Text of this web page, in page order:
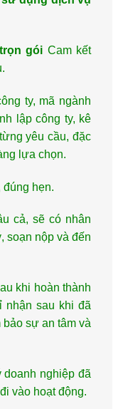
gói Cam kết
ty, mã ngành
lập công ty, kê
yêu cầu, đặc
lựa chọn.
hẹn.
cả, sẽ có nhân
soạn nộp và đến
khi hoàn thành
nhận sau khi đã
sự an tâm và
nghiệp đã
vào hoạt động.